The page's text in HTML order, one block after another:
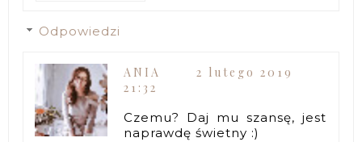
Odpowiedzi
ANIA
2 lutego 2019
21:32
Czemu? Daj mu szansę, jest
naprawdę świetny :)